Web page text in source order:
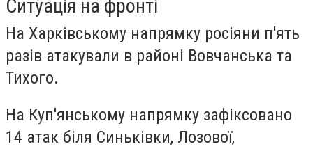
Ситуація на фронті
На Харківському напрямку росіяни п'ять
разів атакували в районі Вовчанська та
Тихого.
На Куп'янському напрямку зафіксовано
14 атак біля Синьківки, Лозової,